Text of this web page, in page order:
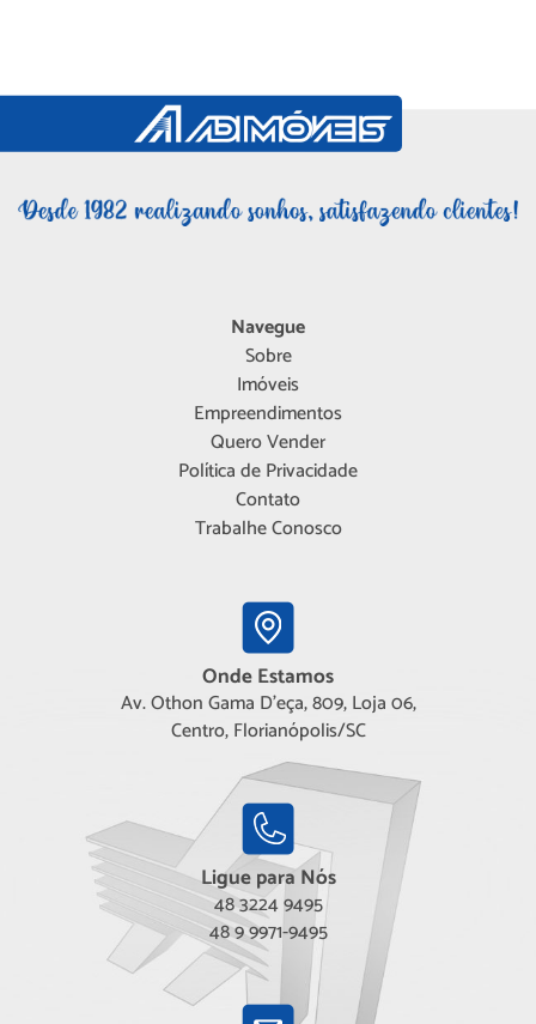
Navegue
Sobre
Imóveis
Empreendimentos
Quero Vender
Política de Privacidade
Contato
Trabalhe Conosco
Onde Estamos
Av. Othon Gama D'eça, 809, Loja 06,
Centro, Florianópolis/SC
Ligue para Nós
48 3224 9495
48 9 9971-9495